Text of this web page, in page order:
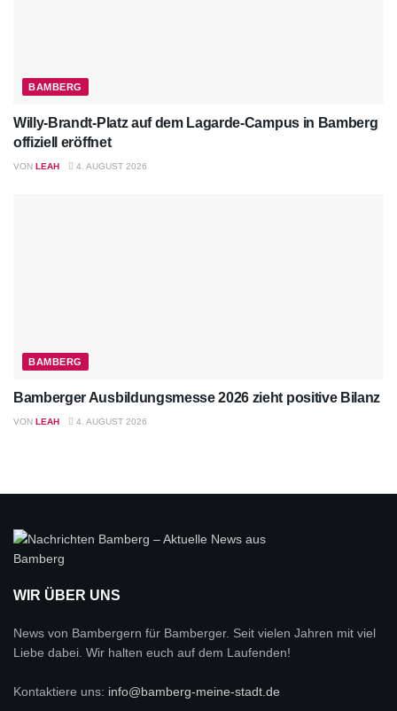
BAMBERG
Willy-Brandt-Platz auf dem Lagarde-Campus in Bamberg
offiziell eröffnet
VON LEAH 4. AUGUST 2026
BAMBERG
Bamberger Ausbildungsmesse 2026 zieht positive Bilanz
VON LEAH 4. AUGUST 2026
WIR ÜBER UNS
News von Bambergern für Bamberger. Seit vielen Jahren mit viel
Liebe dabei. Wir halten euch auf dem Laufenden!
Kontaktiere uns: info@bamberg-meine-stadt.de